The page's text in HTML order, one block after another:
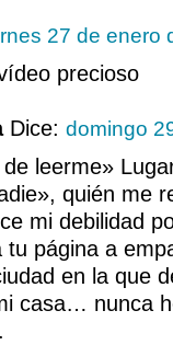
27 de enero
precioso
Dice: domingo
leerme»
quién me
mi debilidad
tu página a
en la que
casa… nunca